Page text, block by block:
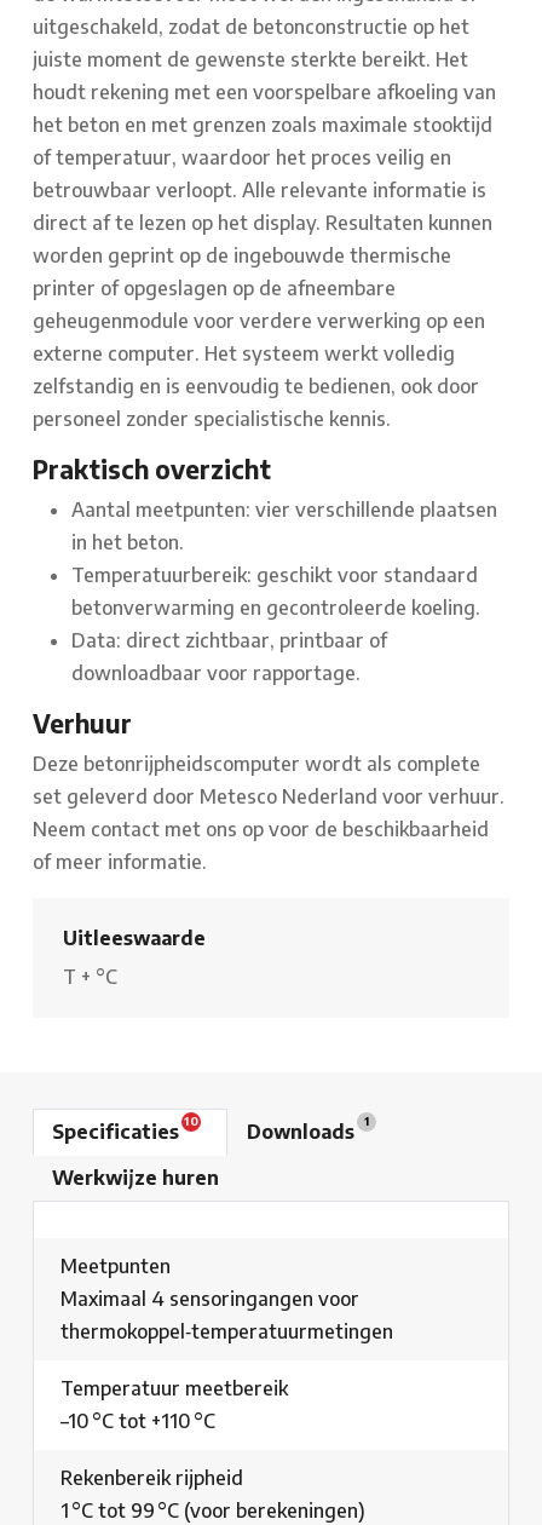
uitgeschakeld, zodat de betonconstructie op het
juiste moment de gewenste sterkte bereikt. Het
houdt rekening met een voorspelbare afkoeling van
het beton en met grenzen zoals maximale stooktijd
of temperatuur, waardoor het proces veilig en
betrouwbaar verloopt. Alle relevante informatie is
direct af te lezen op het display. Resultaten kunnen
worden geprint op de ingebouwde thermische
printer of opgeslagen op de afneembare
geheugenmodule voor verdere verwerking op een
externe computer. Het systeem werkt volledig
zelfstandig en is eenvoudig te bedienen, ook door
personeel zonder specialistische kennis.
Praktisch overzicht
Aantal meetpunten: vier verschillende plaatsen
in het beton.
Temperatuurbereik: geschikt voor standaard
betonverwarming en gecontroleerde koeling.
Data: direct zichtbaar, printbaar of
downloadbaar voor rapportage.
Verhuur
Deze betonrijpheidscomputer wordt als complete
set geleverd door Metesco Nederland voor verhuur.
Neem contact met ons op voor de beschikbaarheid
of meer informatie.
Uitleeswaarde
T + °C
Specificaties10 Downloads 1
Werkwijze huren
Meetpunten
Maximaal 4 sensoringangen voor
thermokoppel‑temperatuurmetingen
Temperatuur meetbereik
–10 °C tot +110 °C
Rekenbereik rijpheid
1 °C tot 99 °C (voor berekeningen)